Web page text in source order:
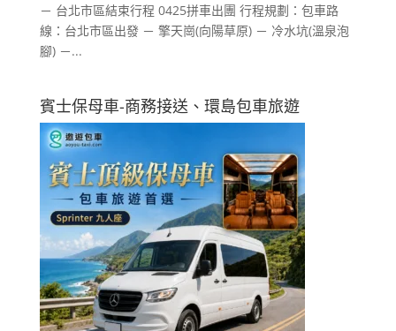
－ 台北市區結束行程 0425拼車出團 行程規劃：包車路
線：台北市區出發 － 擎天崗(向陽草原) － 冷水坑(溫泉泡
腳) －...
賓士保母車-商務接送、環島包車旅遊